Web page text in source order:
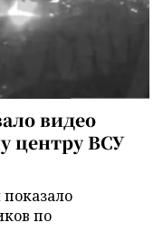
видео
центру ВСУ
по